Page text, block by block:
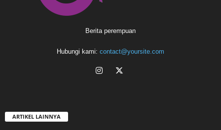
Berita perempuan
Hubungi kami: contact@yoursite.com
ARTIKEL LAINNYA